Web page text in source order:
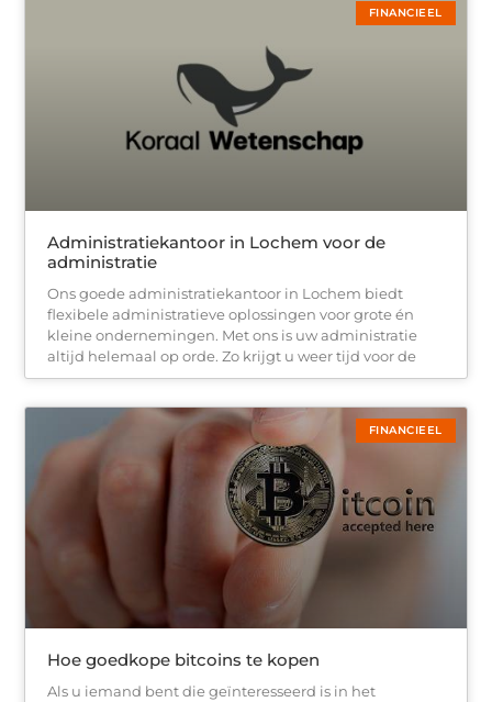
FINANCIEEL
Administratiekantoor in Lochem voor de
administratie
Ons goede administratiekantoor in Lochem biedt
flexibele administratieve oplossingen voor grote én
kleine ondernemingen. Met ons is uw administratie
altijd helemaal op orde. Zo krijgt u weer tijd voor de
FINANCIEEL
Hoe goedkope bitcoins te kopen
Als u iemand bent die geïnteresseerd is in het